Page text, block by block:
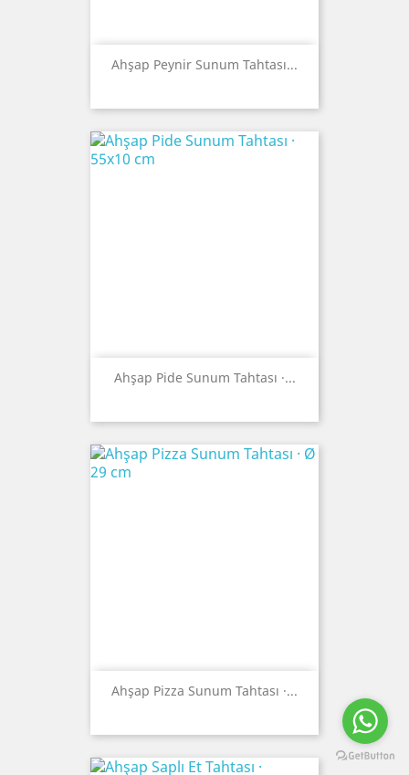
Ahşap Peynir Sunum Tahtası...
Ahşap Pide Sunum Tahtası ·...
Ahşap Pizza Sunum Tahtası ·...